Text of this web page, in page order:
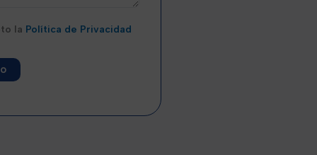
la Política de Privacidad